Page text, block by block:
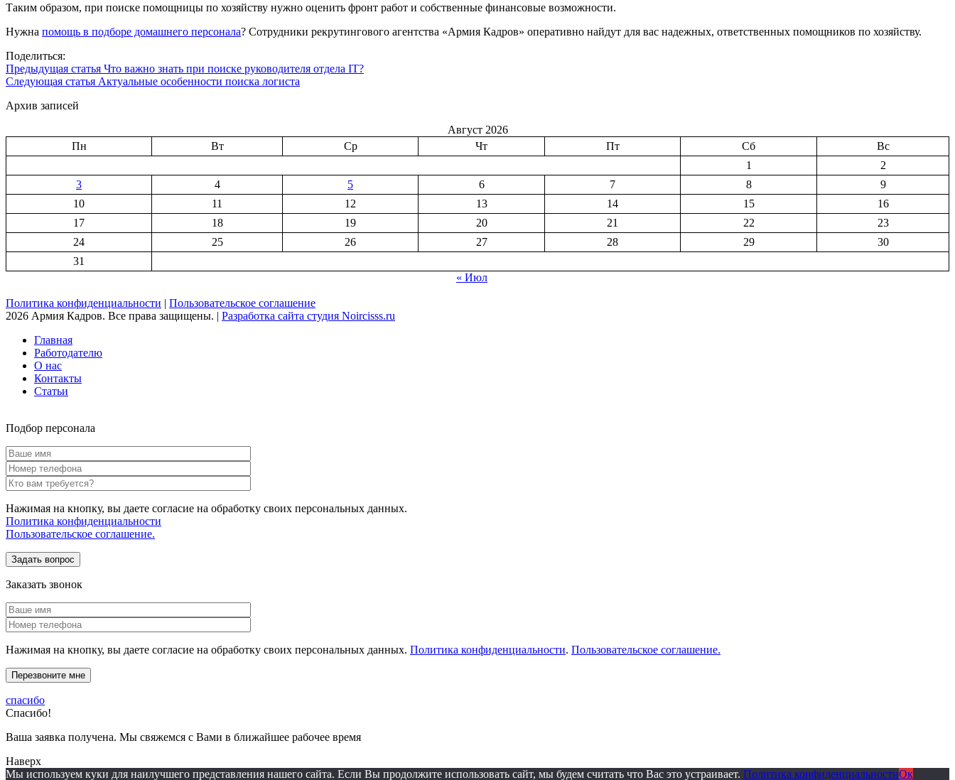
Таким образом, при поиске помощницы по хозяйству нужно оценить фронт работ и собственные финансовые возможности.
Нужна помощь в подборе домашнего персонала? Сотрудники рекрутингового агентства «Армия Кадров» оперативно найдут для вас надежных, ответственных помощников по хозяйству.
Поделиться:
Предыдущая статья Что важно знать при поиске руководителя отдела IT?
Следующая статья Актуальные особенности поиска логиста
Архив записей
Август 2026
Пн
Вт Ср Чт Пт Сб
Вс
1
2
3
4 5 6 7 8
9
10
11 12 13 14 15
16
17
18 19 20 21 22
23
24
25 26 27 28 29
30
31
« Июл
Политика конфиденциальности | Пользовательское соглашение
2026 Армия Кадров. Все права защищены. | Разработка сайта студия Noircisss.ru
Главная
Работодателю
О нас
Контакты
Статьи
Подбор персонала
Нажимая на кнопку, вы даете согласие на обработку своих персональных данных.
Политика конфиденциальности
Пользовательское соглашение.
Заказать звонок
Нажимая на кнопку, вы даете согласие на обработку своих персональных данных. Политика конфиденциальности. Пользовательское соглашение.
спасибо
Спасибо!
Ваша заявка получена. Мы свяжемся с Вами в ближайшее рабочее время
Наверх
Мы используем куки для наилучшего представления нашего сайта. Если Вы продолжите использовать сайт, мы будем считать что Вас это устраивает. Политика конфиденциальностиОк